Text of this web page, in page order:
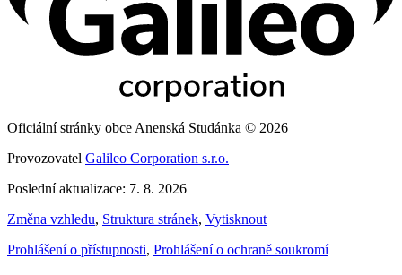
Oficiální stránky obce Anenská Studánka © 2026
Provozovatel Galileo Corporation s.r.o.
Poslední aktualizace: 7. 8. 2026
Změna vzhledu, Struktura stránek, Vytisknout
Prohlášení o přístupnosti, Prohlášení o ochraně soukromí